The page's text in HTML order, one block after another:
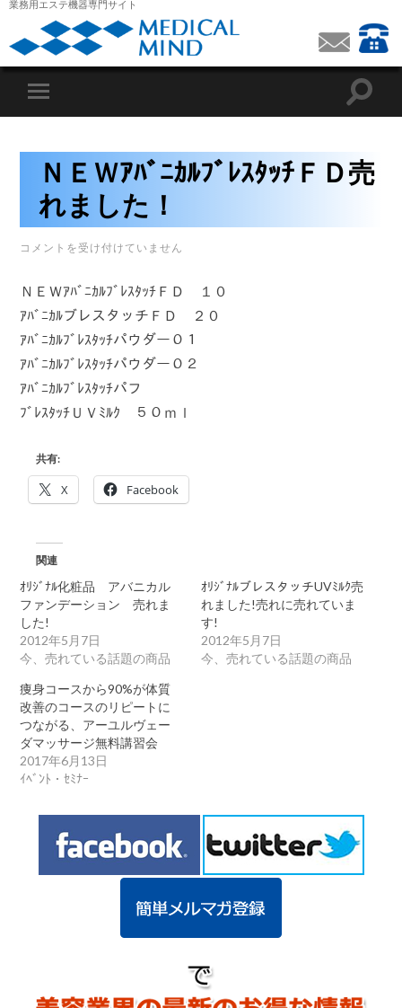
業務用エステ機器専門サイト
ＮＥＷｱﾊﾞﾆｶﾙﾌﾞﾚｽﾀｯﾁＦＤ売
れました！
Ｎ
ｱ
ﾆ
ｶ
ﾙ
ﾌﾞ
ﾚ
ｽ
ｯ
ま
コメントを受け付けていません
ＮＥＷｱﾊﾞﾆｶﾙﾌﾞﾚｽﾀｯﾁＦＤ １０
ｱﾊﾞﾆｶﾙブレスタッチＦＤ ２０
ｱﾊﾞﾆｶﾙﾌﾞﾚｽﾀｯﾁパウダー０１
ｱﾊﾞﾆｶﾙﾌﾞﾚｽﾀｯﾁパウダー０２
ｱﾊﾞﾆｶﾙﾌﾞﾚｽﾀｯﾁパフ
ﾌﾞﾚｽﾀｯﾁＵＶﾐﾙｸ ５０ｍｌ
共有:
X Facebook
関連
ｵﾘｼﾞﾅﾙ化粧品 アバニカル
ファンデーション 売れま
した!
2012年5月7日
今、売れている話題の商品
ｵﾘｼﾞﾅﾙブレスタッチUVﾐﾙｸ売
れました!売れに売れていま
す!
2012年5月7日
今、売れている話題の商品
痩身コースから90%が体質
改善のコースのリピートに
つながる、アーユルヴェー
ダマッサージ無料講習会
2017年6月13日
ｲﾍﾞﾝﾄ・ｾﾐﾅｰ